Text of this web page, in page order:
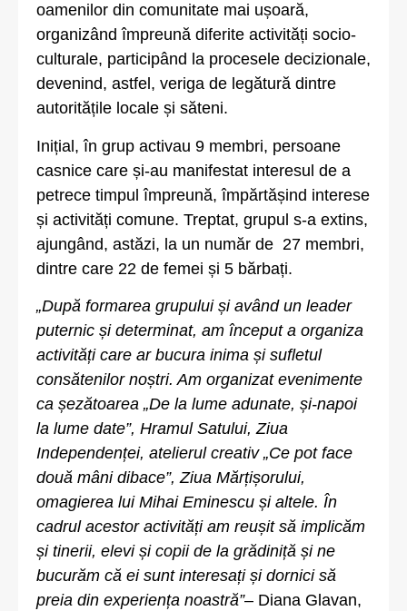
oamenilor din comunitate mai ușoară,
organizând împreună diferite activități socio-
culturale, participând la procesele decizionale,
devenind, astfel, veriga de legătură dintre
autoritățile locale și săteni.
Inițial, în grup activau 9 membri, persoane
casnice care și-au manifestat interesul de a
petrece timpul împreună, împărtășind interese
și activități comune. Treptat, grupul s-a extins,
ajungând, astăzi, la un număr de 27 membri,
dintre care 22 de femei și 5 bărbați.
„După formarea grupului și având un leader
puternic și determinat, am început a organiza
activități care ar bucura inima și sufletul
consătenilor noștri. Am organizat evenimente
ca șezătoarea „De la lume adunate, și-napoi
la lume date”, Hramul Satului, Ziua
Independenței, atelierul creativ „Ce pot face
două mâni dibace”, Ziua Mărțișorului,
omagierea lui Mihai Eminescu și altele. În
cadrul acestor activități am reușit să implicăm
și tinerii, elevi și copii de la grădiniță și ne
bucurăm că ei sunt interesați și dornici să
preia din experiența noastră”– Diana Glavan,